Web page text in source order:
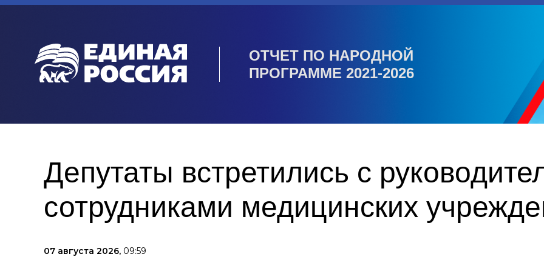
ОТЧЕТ ПО НАРОДНОЙ
ПРОГРАММЕ 2021-2026
Депутаты встретились с
сотрудниками медицинских
07 августа 2026, 09:59